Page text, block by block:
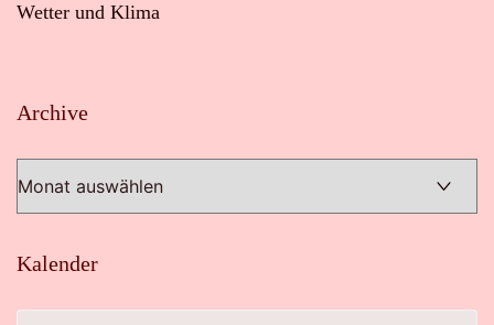
Wetter und Klima
Archive
Kalender